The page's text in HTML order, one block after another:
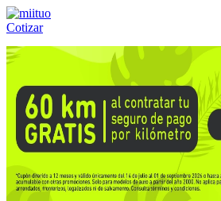
Cotizar
Llámanos al:(55) 84-21-05-00 ó